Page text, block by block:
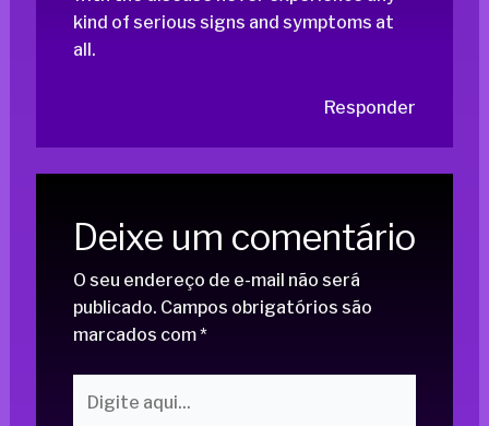
kind of serious signs and symptoms at
all.
Responder
Deixe um comentário
O seu endereço de e-mail não será
publicado. Campos obrigatórios são
marcados com*
aqui...